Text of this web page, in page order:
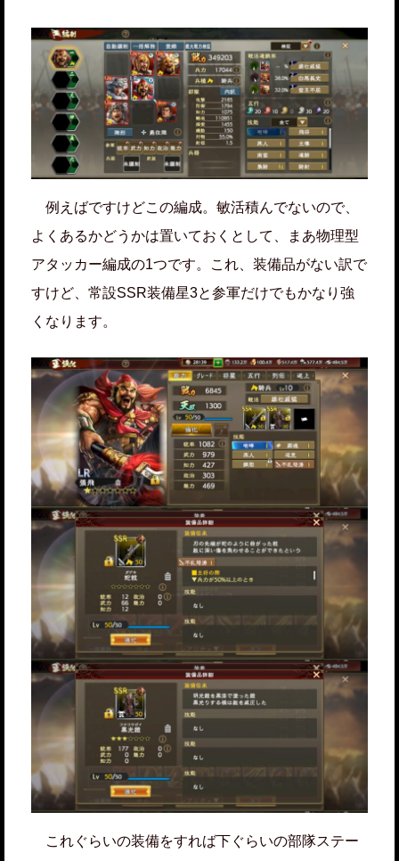
例えばですけどこの編成。敏活積んでないので、
よくあるかどうかは置いておくとして、まあ物理型
アタッカー編成の1つです。これ、装備品がない訳で
すけど、常設SSR装備星3と参軍だけでもかなり強
くなります。
これぐらいの装備をすれば下ぐらいの部隊ステー